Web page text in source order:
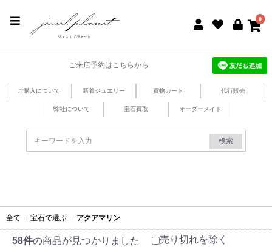
0
ご来店予約はこちらから
ご購入について 新着ジュエリー 買物カート 代行販売
弊社について 宝石買取 オーダーメイド
検索
全て 宝石で選ぶ アクアマリン
58件の商品が見つかりました 売り切れを除く